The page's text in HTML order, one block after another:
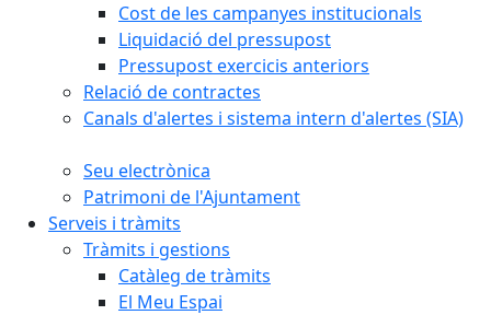
Cost de les campanyes institucionals
Liquidació del pressupost
Pressupost exercicis anteriors
Relació de contractes
Canals d'alertes i sistema intern d'alertes (SIA)
Seu electrònica
Patrimoni de l'Ajuntament
Serveis i tràmits
Tràmits i gestions
Catàleg de tràmits
El Meu Espai